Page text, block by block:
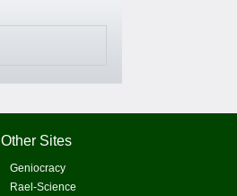
Other Sites
Geniocracy
Rael-Science